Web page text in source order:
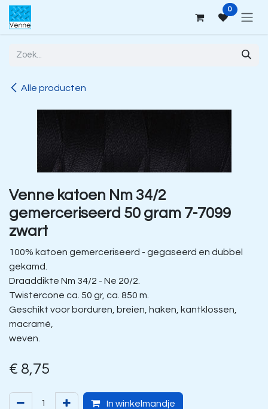
Overslaan naar inhoud 0
Alle producten
Venne katoen Nm 34/2
gemerceriseerd 50 gram 7-7099
zwart
100% katoen gemerceriseerd - gegaseerd en dubbel
gekamd.
Draaddikte Nm 34/2 - Ne 20/2.
Twistercone ca. 50 gr, ca. 850 m.
Geschikt voor borduren, breien, haken, kantklossen,
macramé,
weven.
€ 8,75
In winkelmandje